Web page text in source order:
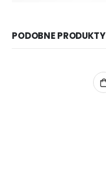
PODOBNE PRODUKTY